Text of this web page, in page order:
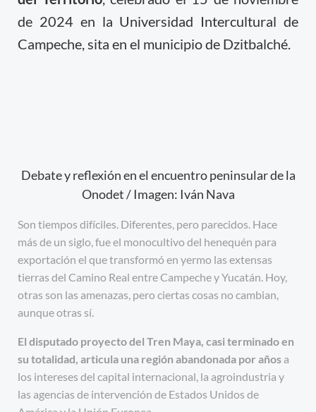
de 2024 en la Universidad Intercultural de
Campeche, sita en el municipio de Dzitbalché.
Debate y reflexión en el encuentro peninsular de la
Onodet / Imagen: Iván Nava
Son tiempos difíciles. Diferentes, pero parecidos. Hace
más de un siglo, fue el monocultivo del henequén para
exportación el que transformó en yermo las extensas
tierras del Camino Real entre Campeche y Yucatán. Hoy,
otras son las amenazas, pero ciertas cosas no cambian,
aunque otras sí.
El disputado proyecto del Tren Maya, casi terminado en
su totalidad, articula una región abandonada por años a
los intereses del capital internacional, la agroindustria y
las agencias de intervención de Estados Unidos de